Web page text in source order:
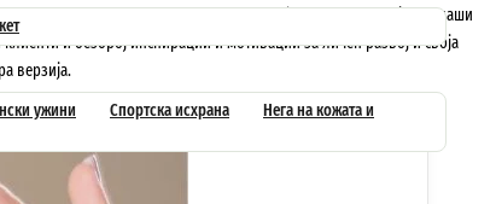
ужини Спортска исхрана
Нега на кожата и
од прва рака од експерти кои работат за компанијата и наши
и безброј инспирации и мотивации за личен развој и своја
верзија.